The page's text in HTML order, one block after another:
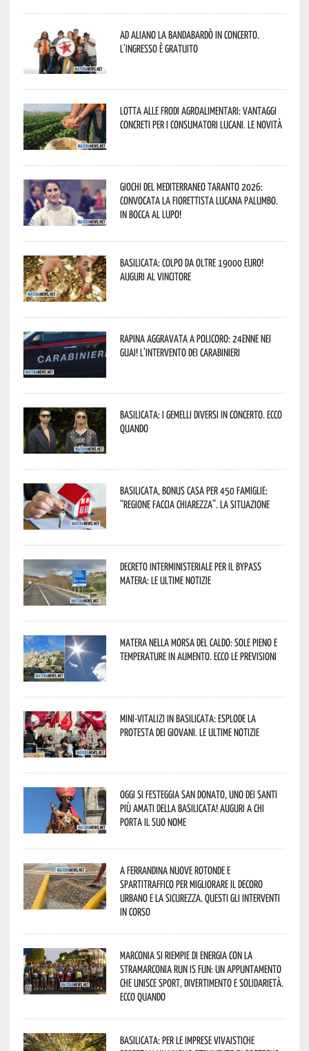
Ad Aliano la Bandabardò in concerto.
L’ingresso è gratuito
Lotta alle frodi agroalimentari: vantaggi
concreti per i consumatori lucani. Le novità
Giochi del Mediterraneo Taranto 2026:
convocata la fiorettista lucana Palumbo.
In bocca al lupo!
Basilicata: colpo da oltre 19000 Euro!
Auguri al vincitore
Rapina aggravata a Policoro: 24enne nei
guai! L’intervento dei Carabinieri
Basilicata: i Gemelli DiVersi in concerto. Ecco
quando
Basilicata, Bonus casa per 450 famiglie:
“Regione faccia chiarezza”. La situazione
Decreto interministeriale per il Bypass
Matera: le ultime notizie
Matera nella morsa del caldo: sole pieno e
temperature in aumento. Ecco le previsioni
Mini-vitalizi in Basilicata: esplode la
protesta dei giovani. Le ultime notizie
Oggi si festeggia San Donato, uno dei Santi
più amati della Basilicata! Auguri a chi
porta il suo nome
A Ferrandina nuove rotonde e
spartitraffico per migliorare il decoro
urbano e la sicurezza. Questi gli interventi
in corso
Marconia si riempie di energia con la
StraMarconia Run is Fun: un appuntamento
che unisce sport, divertimento e solidarietà.
Ecco quando
Basilicata: per le imprese vivaistiche